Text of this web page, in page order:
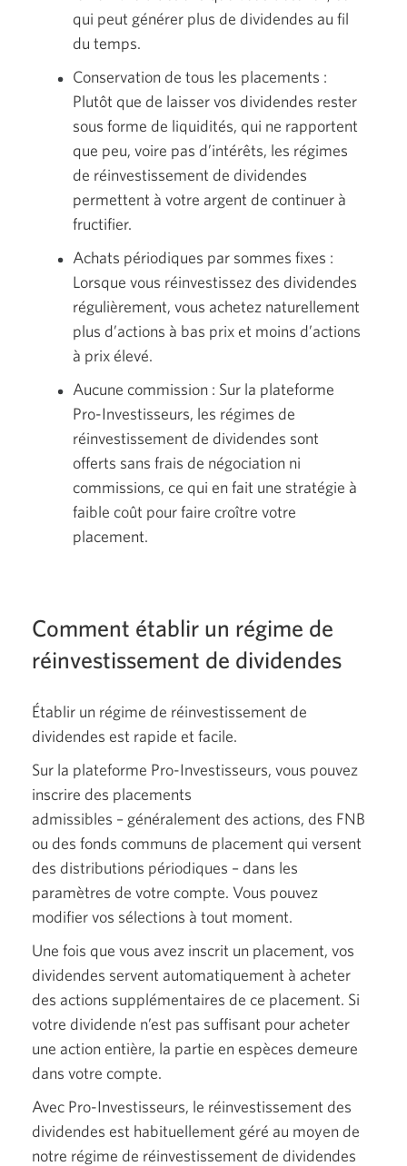
qui peut générer plus de dividendes au fil
du temps.
Conservation de tous les placements :
Plutôt que de laisser vos dividendes rester
sous forme de liquidités, qui ne rapportent
que peu, voire pas d’intérêts, les régimes
de réinvestissement de dividendes
permettent à votre argent de continuer à
fructifier.
Achats périodiques par sommes fixes :
Lorsque vous réinvestissez des dividendes
régulièrement, vous achetez naturellement
plus d’actions à bas prix et moins d’actions
à prix élevé.
Aucune commission : Sur la plateforme
Pro-Investisseurs, les régimes de
réinvestissement de dividendes sont
offerts sans frais de négociation ni
commissions, ce qui en fait une stratégie à
faible coût pour faire croître votre
placement.
Comment établir un régime de
réinvestissement de dividendes
Établir un régime de réinvestissement de
dividendes est rapide et facile.
Sur la plateforme Pro-Investisseurs, vous pouvez
inscrire des placements
admissibles – généralement des actions, des FNB
ou des fonds communs de placement qui versent
des distributions périodiques – dans les
paramètres de votre compte. Vous pouvez
modifier vos sélections à tout moment.
Une fois que vous avez inscrit un placement, vos
dividendes servent automatiquement à acheter
des actions supplémentaires de ce placement. Si
votre dividende n’est pas suffisant pour acheter
une action entière, la partie en espèces demeure
dans votre compte.
Avec Pro-Investisseurs, le réinvestissement des
dividendes est habituellement géré au moyen de
notre régime de réinvestissement de dividendes